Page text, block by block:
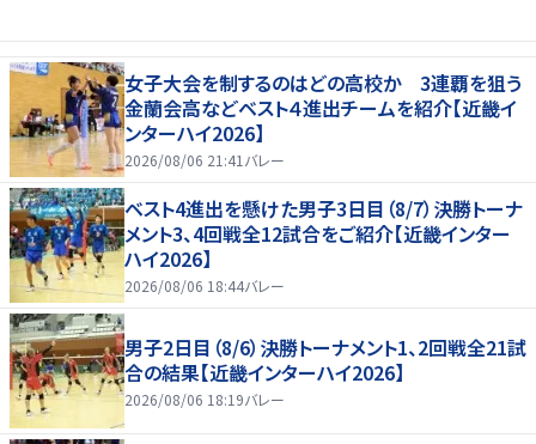
女子大会を制するのはどの高校か 3連覇を狙う
金蘭会高などベスト４進出チームを紹介【近畿イ
ンターハイ2026】
2026/08/06 21:41 バレー
ベスト4進出を懸けた男子3日目（8/7）決勝トーナ
メント3、4回戦全12試合をご紹介【近畿インター
ハイ2026】
2026/08/06 18:44バレー
男子2日目（8/6）決勝トーナメント1、2回戦全21試
合の結果【近畿インターハイ2026】
2026/08/06 18:19バレー